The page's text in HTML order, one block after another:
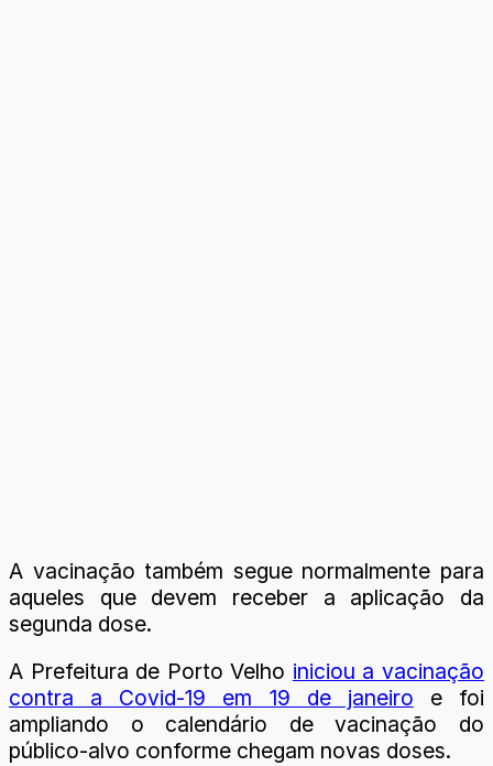
A vacinação também segue normalmente para
aqueles que devem receber a aplicação da
segunda dose.
A Prefeitura de Porto Velho iniciou a vacinação
contra a Covid-19 em 19 de janeiro e foi
ampliando o calendário de vacinação do
público-alvo conforme chegam novas doses.